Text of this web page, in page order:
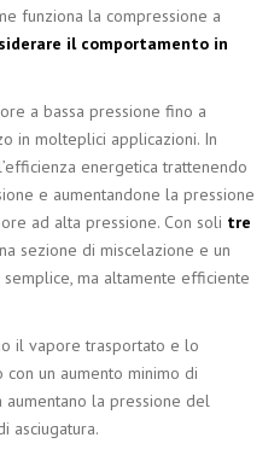
funziona la compressione a
il comportamento in
a bassa pressione fino a
in molteplici applicazioni. In
energetica trattenendo
e aumentandone la pressione
ad alta pressione. Con soli tre
sezione di miscelazione e un
ma altamente efficiente
il vapore trasportato e lo
un aumento minimo di
la pressione del
asciugatura.